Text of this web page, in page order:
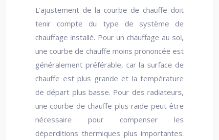
L’ajustement de la courbe de chauffe doit
tenir compte du type de système de
chauffage installé. Pour un chauffage au sol,
une courbe de chauffe moins prononcée est
généralement préférable, car la surface de
chauffe est plus grande et la température
de départ plus basse. Pour des radiateurs,
une courbe de chauffe plus raide peut être
nécessaire pour compenser les
déperditions thermiques plus importantes.